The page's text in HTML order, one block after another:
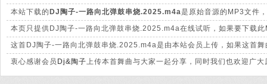
本站下载的 DJ陶子-一路向北弹鼓串烧.2025.m4a是原始音源的MP3文件
本页只提供DJ陶子-一路向北弹鼓串烧.2025.m4a在线试听，如果要下载
这首DJ陶子-一路向北弹鼓串烧.2025.m4a是由本站会员上传，如果这首
衷心感谢会员 Dj&陶子上传本首舞曲与大家一起分享，同时我们也欢迎广